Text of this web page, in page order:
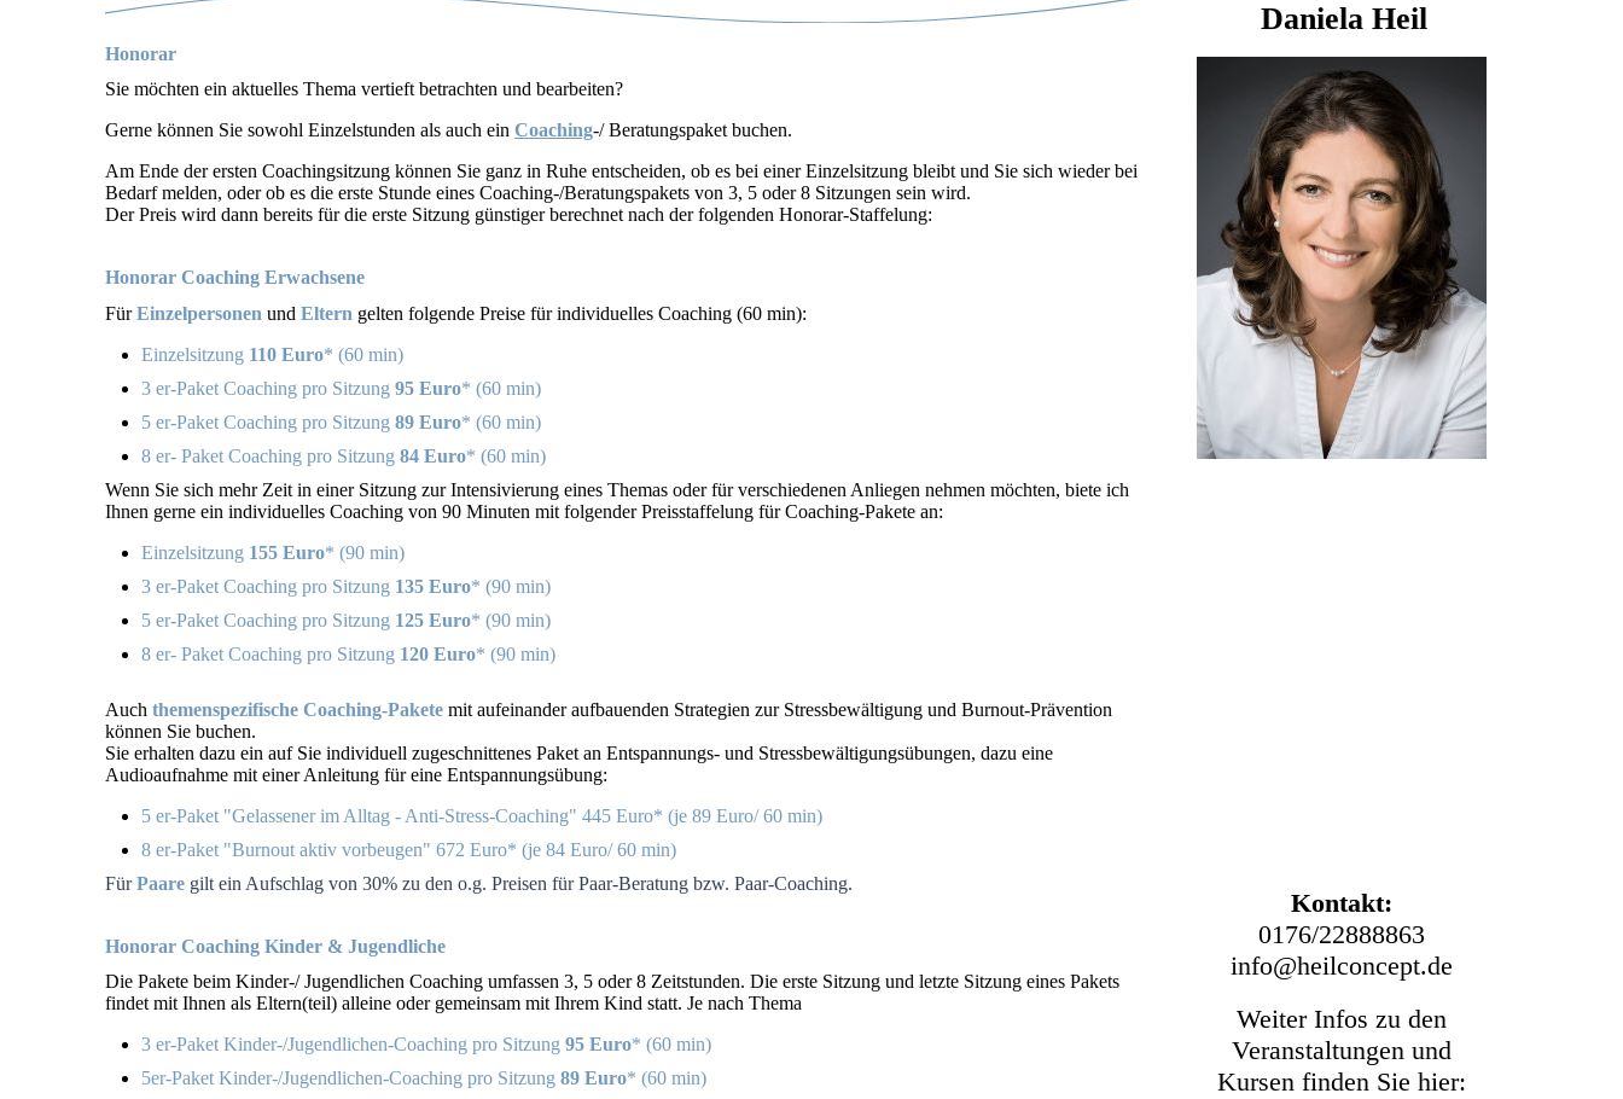
Honorar
Sie möchten ein aktuelles Thema vertieft betrachten und bearbeiten?
Gerne können Sie sowohl Einzelstunden als auch ein Coaching-/ Beratungspaket buchen.
Am Ende der ersten Coachingsitzung können Sie ganz in Ruhe entscheiden, ob es bei einer Einzelsitzung bleibt und Sie sich wieder bei
Bedarf melden, oder ob es die erste Stunde eines Coaching-/Beratungspakets von 3, 5 oder 8 Sitzungen sein wird.
Der Preis wird dann bereits für die erste Sitzung günstiger berechnet nach der folgenden Honorar-Staffelung:
Honorar Coaching Erwachsene
FürEinzelpersonen und Eltern gelten folgende Preise für individuelles Coaching (60 min):
Einzelsitzung 110 Euro* (60 min)
3 er-Paket Coaching pro Sitzung 95 Euro* (60 min)
5 er-Paket Coaching pro Sitzung 89 Euro* (60 min)
8 er- Paket Coaching pro Sitzung 84 Euro* (60 min)
Wenn Sie sich mehr Zeit in einer Sitzung zur Intensivierung eines Themas oder für verschiedenen Anliegen nehmen möchten, biete ich
Ihnen gerne ein individuelles Coaching von 90 Minuten mit folgender Preisstaffelung für Coaching-Pakete an:
Einzelsitzung 155 Euro* (90 min)
3 er-Paket Coaching pro Sitzung 135 Euro* (90 min)
5 er-Paket Coaching pro Sitzung 125 Euro* (90 min)
8 er- Paket Coaching pro Sitzung 120 Euro* (90 min)
Auch themenspezifische Coaching-Pakete mit aufeinander aufbauenden Strategien zur Stressbewältigung und Burnout-Prävention
können Sie buchen.
Sie erhalten dazu ein auf Sie individuell zugeschnittenes Paket an Entspannungs- und Stressbewältigungsübungen, dazu eine
Audioaufnahme mit einer Anleitung für eine Entspannungsübung:
5 er-Paket "Gelassener im Alltag - Anti-Stress-Coaching" 445 Euro* (je 89 Euro/ 60 min)
8 er-Paket "Burnout aktiv vorbeugen" 672 Euro* (je 84 Euro/ 60 min)
FürPaare gilt ein Aufschlag von 30% zu den o.g. Preisen für Paar-Beratung bzw. Paar-Coaching.
Honorar Coaching Kinder & Jugendliche
Die Pakete beim Kinder-/ Jugendlichen Coaching umfassen 3, 5 oder 8 Zeitstunden. Die erste Sitzung und letzte Sitzung eines Pakets
findet mit Ihnen als Eltern(teil) alleine oder gemeinsam mit Ihrem Kind statt. Je nach Thema
3 er-Paket Kinder-/Jugendlichen-Coaching pro Sitzung 95 Euro* (60 min)
5er-Paket Kinder-/Jugendlichen-Coaching pro Sitzung 89 Euro* (60 min)
Daniela Heil
Kontakt:
0176/22888863
info@heilconcept.de
Weiter Infos zu den
Veranstaltungen und
Kursen finden Sie hier: